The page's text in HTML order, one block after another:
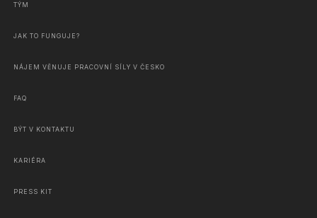
TÝM
JAK TO FUNGUJE?
NÁJEM VĚNUJE PRACOVNÍ SÍLY V ČESKO
FAQ
BÝT V KONTAKTU
KARIÉRA
PRESS KIT